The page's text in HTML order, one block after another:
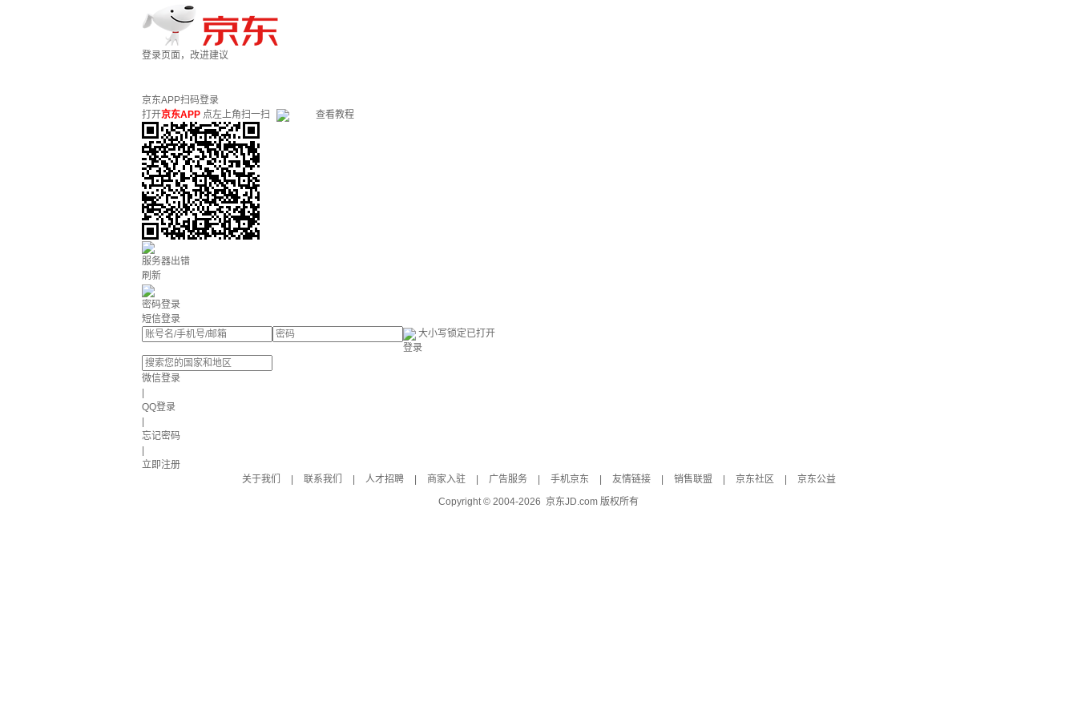
登录页面，改进建议
京东APP扫码登录
打开京东APP 点左上角扫一扫 查看教程
服务器出错
刷新
密码登录
短信登录
大小写锁定已打开
登录
微信登录
QQ登录
忘记密码
立即注册
关于我们
联系我们 人才招聘 商家入驻 广告服务 手机京东 友情链接 销售联盟 京东社区
京东公益
Copyright © 2004-2026 京东JD.com 版权所有